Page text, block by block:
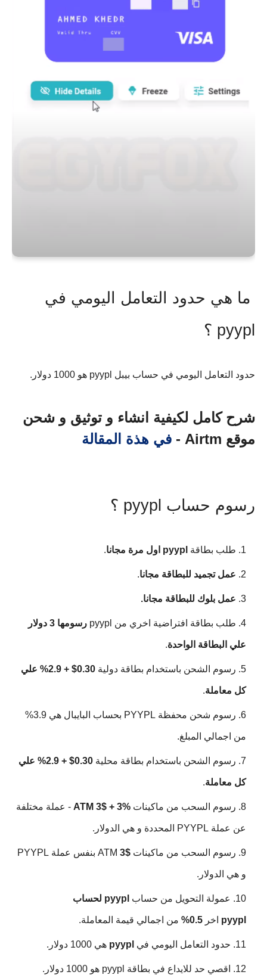
ما هي حدود التعامل اليومي في
pyypl ؟
حدود التعامل اليومي في حساب بيبل pyypl هو 1000 دولار.
شرح كامل لكيفية انشاء و توثيق و شحن
موقع Airtm -
في هذة المقالة
رسوم حساب pyypl ؟
طلب بطاقة pyypl اول مرة مجانا .
عمل تجميد للبطاقة مجانا.
عمل بلوك للبطاقة مجانا.
طلب بطاقة افتراضية اخري من pyypl رسومها 3 دولار
علي البطاقة الواحدة.
رسوم الشحن باستخدام بطاقة دولية 0.30$ + 2.9% علي
كل معاملة.
رسوم شحن محفظة PYYPL بحساب البايبال هي 3.9%
من اجمالي المبلغ.
رسوم الشحن باستخدام بطاقة محلية 0.30$ + 2.9% علي
كل معاملة.
رسوم السحب من ماكينات - عملة مختلفة
عن عملة PYYPL المحددة و هي الدولار.
رسوم السحب من ماكينات ATM 3$ بنفس عملة PYYPL
و هي الدولار.
عمولة التحويل من حساب pyypl لحساب
pyypl اخر 0.5% من اجمالي قيمة المعاملة.
حدود التعامل اليومي في pyypl هي 1000 دولار.
اقصي حد للايداع في بطاقة pyypl هو 1000 دولار.